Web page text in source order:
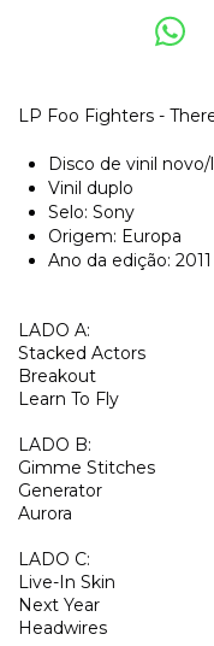
LP Foo Fighters -
Disco de vinil novo/
Vinil duplo
Selo: Sony
Origem: Europa
Ano da edição: 2011
LADO A:
Stacked Actors
Breakout
Learn To Fly
LADO B:
Gimme Stitches
Generator
Aurora
LADO C:
Live-In Skin
Next Year
Headwires